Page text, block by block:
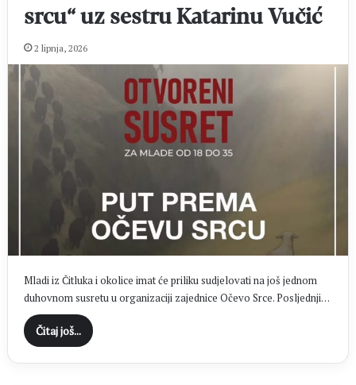
srcu“ uz sestru Katarinu Vučić
2 lipnja, 2026
Mladi iz Čitluka i okolice imat će priliku sudjelovati na još jednom
duhovnom susretu u organizaciji zajednice Očevo Srce. Posljednji…
Čitaj još...